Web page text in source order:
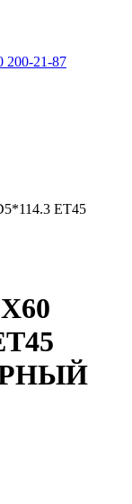
200-21-87
ET45